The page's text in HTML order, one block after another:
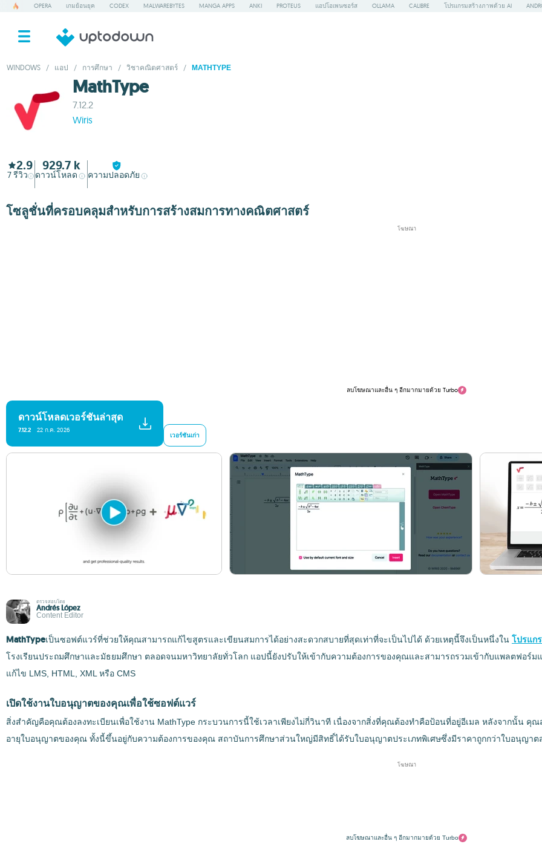
OPERA เกมย้อนยุค CODEX MALWAREBYTES MANGA APPS ANKI PROTEUS แอปโอเพนซอร์ส OLLAMA CALIBRE โปรแกรมสร้างภาพด้วย AI
WINDOWS / แอป / การศึกษา / วิชาคณิตศาสตร์ / MATHTYPE
MathType
7.12.2
Wiris
2.9
7รีวิว
929.7 k
ดาวน์โหลด ความปลอดภัย
โซลูชั่นที่ครอบคลุมสำหรับการสร้างสมการทางคณิตศาสตร์
โฆษณา
ลบโฆษณาและอื่น ๆ อีกมากมายด้วย Turbo
ดาวน์โหลดเวอร์ชันล่าสุด
7.12.2 22 ก.ค. 2026
เวอร์ชันเก่า
ตรวจสอบโดย
Andrés López
Content Editor
MathTypeเป็นซอฟต์แวร์ที่ช่วยให้คุณสามารถแก้ไขสูตรและเขียนสมการได้อย่างสะดวกสบายที่สุดเท่าที่จะเป็นไปได้ ด้วยเหตุนี้จึงเป็นหนึ่งใน โปรแก
โรงเรียนประถมศึกษาและมัธยมศึกษา ตลอดจนมหาวิทยาลัยทั่วโลก แอปนี้ยังปรับให้เข้ากับความต้องการของคุณและสามารถรวมเข้ากับแพลตฟอร์
แก้ไข LMS, HTML, XML หรือ CMS
เปิดใช้งานใบอนุญาตของคุณเพื่อใช้ซอฟต์แวร์
สิ่งสำคัญคือคุณต้องลงทะเบียนเพื่อใช้งาน MathType กระบวนการนี้ใช้เวลาเพียงไม่กี่วินาที เนื่องจากสิ่งที่คุณต้องทำคือป้อนที่อยู่อีเมล หลังจากนั้น
อายุใบอนุญาตของคุณ ทั้งนี้ขึ้นอยู่กับความต้องการของคุณ สถาบันการศึกษาส่วนใหญ่มีสิทธิ์ได้รับใบอนุญาตประเภทพิเศษซึ่งมีราคาถูกกว่าใบอนุญา
โฆษณา
ลบโฆษณาและอื่น ๆ อีกมากมายด้วย Turbo